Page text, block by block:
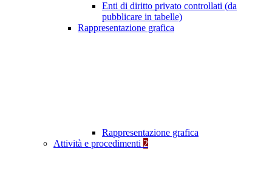
Enti di diritto privato controllati (da
pubblicare in tabelle)
Rappresentazione grafica
Rappresentazione grafica
Attività e procedimenti 2